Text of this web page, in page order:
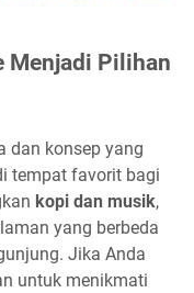
Menjadi Pilihan
dan konsep yang
tempat favorit bagi
kopi dan musik,
yang berbeda
Jika Anda
untuk menikmati